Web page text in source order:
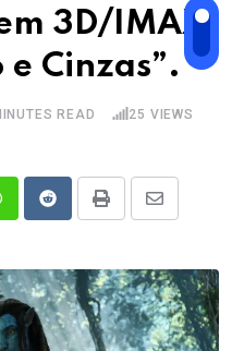
3D/IMAX
e Cinzas”.
READ 25 VIEWS
RedditPrint
Share
Email